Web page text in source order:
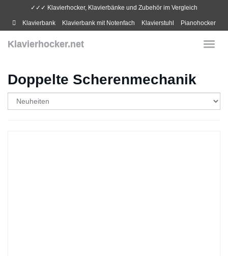
main
✓✓✓ Klavierhocker, Klavierbänke und Zubehör im Vergleich
Klavierbank Klavierbank mit Notenfach Klavierstuhl Pianohocker
Klavierhocker.net
Doppelte Scherenmechanik